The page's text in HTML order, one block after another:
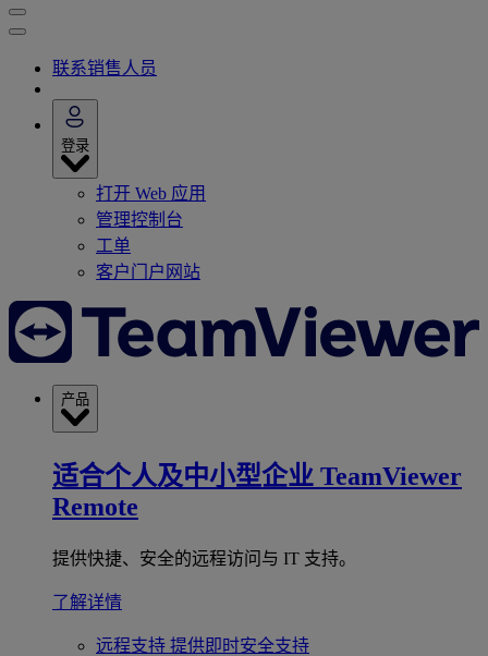
联系销售人员
登录
打开 Web 应用
管理控制台
工单
客户门户网站
产品
适合个人及中小型企业 TeamViewer
Remote
提供快捷、安全的远程访问与 IT 支持。
了解详情
远程支持 提供即时安全支持